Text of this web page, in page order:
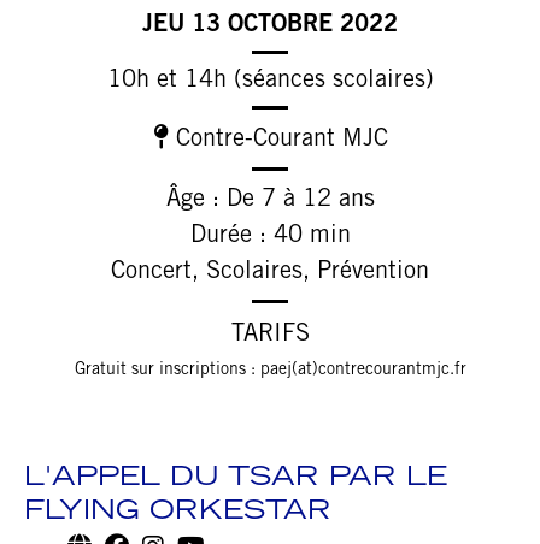
JEU 13 OCTOBRE 2022
10h et 14h (séances scolaires)
Contre-Courant MJC
Âge : De 7 à 12 ans
Durée : 40 min
Concert, Scolaires, Prévention
TARIFS
Gratuit sur inscriptions : paej(at)contrecourantmjc.fr
L'APPEL DU TSAR PAR LE
FLYING ORKESTAR